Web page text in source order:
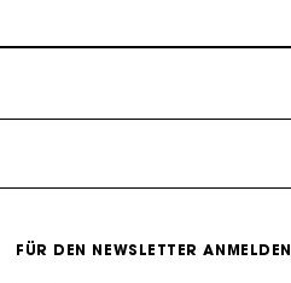
FÜR DEN NEWSLETTER ANMELDEN